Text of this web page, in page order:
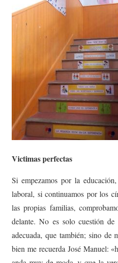
Victimas perfectas
Si empezamos por la
laboral, si continuamos por los
las propias familias,
delante. No es solo cuestión de
adecuada, que también; sino de
bien me recuerda José Manuel: